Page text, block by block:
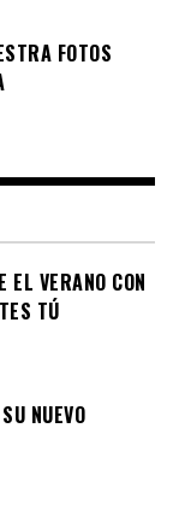
FOTOS
EL VERANO CON
TÚ
NUEVO